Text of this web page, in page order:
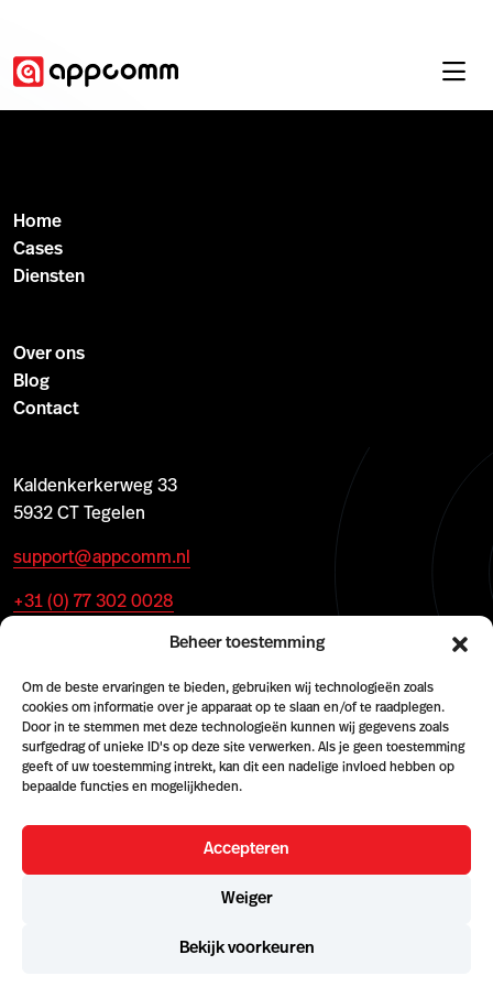
Beheer toestemming
Om de beste ervaringen te bieden, gebruiken wij technologieën zoals
cookies om informatie over je apparaat op te slaan en/of te raadplegen.
Door in te stemmen met deze technologieën kunnen wij gegevens zoals
surfgedrag of unieke ID's op deze site verwerken. Als je geen toestemming
geeft of uw toestemming intrekt, kan dit een nadelige invloed hebben op
bepaalde functies en mogelijkheden.
Accepteren
Weiger
Bekijk voorkeuren
Home
Cases
Diensten
Over ons
Blog
Contact
Kaldenkerkerweg 33
5932 CT Tegelen
support@appcomm.nl
+31 (0) 77 302 0028
© 2026 AppComm
Terms & conditionsAlgemene Voorwaarden (NL)